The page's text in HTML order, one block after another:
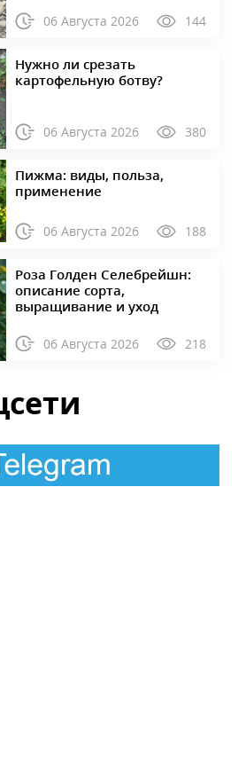
06 Августа 2026 144
Нужно ли срезать
картофельную ботву?
06 Августа 2026 380
Пижма: виды, польза,
применение
06 Августа 2026 188
Роза Голден Селебрейшн:
описание сорта,
выращивание и уход
06 Августа 2026 218